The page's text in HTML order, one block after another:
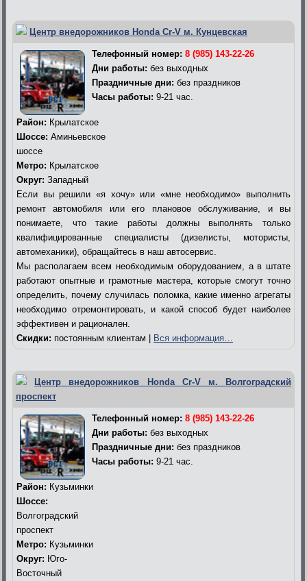
Центр внедорожников Honda Cr-V м. Кунцевская
Телефонный номер: 8 (985) 143-22-26
Дни работы: без выходных
Праздничные дни: без праздников
Часы работы: 9-21 час.
Район: Крылатское
Шоссе: Аминьевское
шоссе
Метро: Крылатское
Округ: Западный
Если вы решили «я хочу» или «мне необходимо» выполнить
ремонт автомобиля или его плановое обслуживание, и вы
понимаете, что такие работы должны выполнять только
квалифицированные специалисты (дизелисты, мотористы,
автомеханики), обращайтесь в наш автосервис.
Мы располагаем всем необходимым оборудованием, а в штате
работают опытные и грамотные мастера, которые смогут точно
определить, почему случилась поломка, какие именно агрегаты
необходимо отремонтировать, и какой способ будет наиболее
эффективен и рационален.
Скидки: постоянным клиентам | Вся информация…
Центр внедорожников Honda Cr-V м. Волгоградский
проспект
Телефонный номер: 8 (985) 143-22-26
Дни работы: без выходных
Праздничные дни: без праздников
Часы работы: 9-21 час.
Район: Кузьминки
Шоссе:
Волгоградский
проспект
Метро: Кузьминки
Округ: Юго-
Восточный